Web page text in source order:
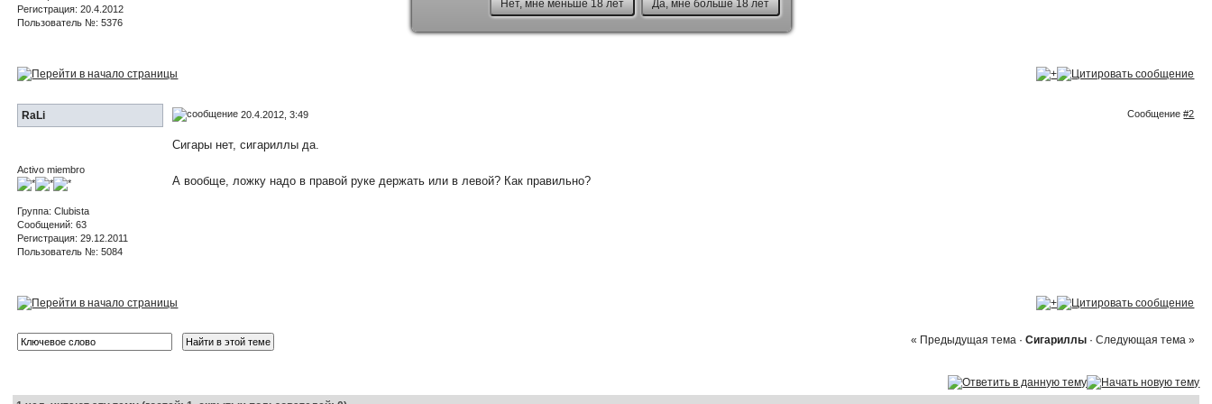
Нет, мне меньше 18 лет Да, мне больше 18 лет
Регистрация: 20.4.2012
Пользователь №: 5376
RaLi 20.4.2012, 3:49 Сообщение#2
Activo miembro
Группа: Clubista
Сообщений: 63
Регистрация: 29.12.2011
Пользователь №: 5084
Сигары нет, сигариллы да.
А вообще, ложку надо в правой руке держать или в левой? Как правильно?
« Предыдущая тема· Сигариллы· Следующая тема »